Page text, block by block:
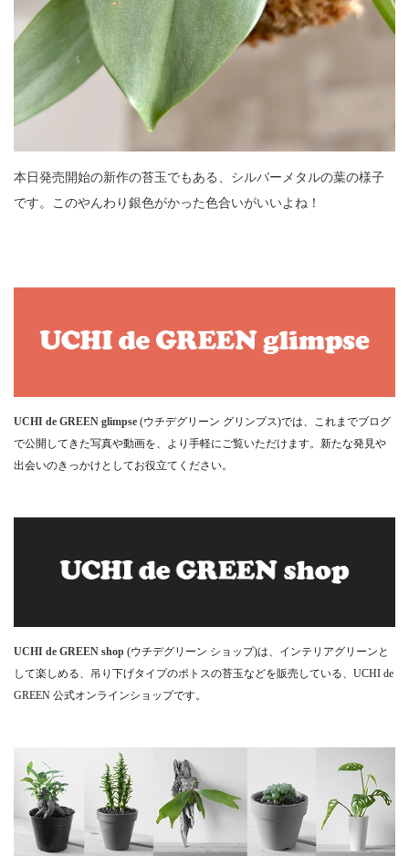
本日発売開始の新作の苔玉でもある、シルバーメタルの葉の様子
です。このやんわり銀色がかった色合いがいいよね！
UCHI de GREEN glimpse (ウチデグリーン グリンプス)では、これまでブログ
で公開してきた写真や動画を、より手軽にご覧いただけます。新たな発見や
出会いのきっかけとしてお役立てください。
UCHI de GREEN shop (ウチデグリーン ショップ)は、インテリアグリーンと
して楽しめる、吊り下げタイプのポトスの苔玉などを販売している、UCHI de
GREEN 公式オンラインショップです。